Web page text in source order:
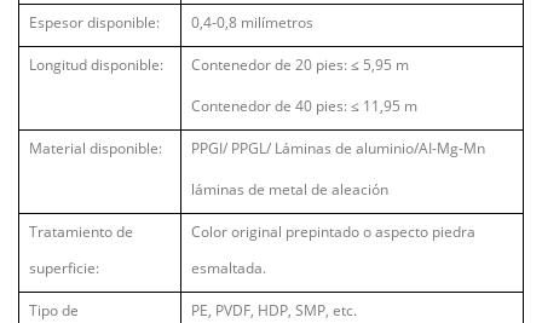
Espesor disponible: 0,4-0,8 milímetros
Longitud disponible: Contenedor de 20 pies:≤ 5,95 m
Contenedor de 40 pies:≤ 11,95 m
Material disponible:
PPGI/ PPGL/ Láminas de aluminio/AI-Mg-Mn
láminas de metal de aleación
Tratamiento de
superficie:
Color original prepintado o aspecto piedra
esmaltada.
Tipo de
PE, PVDF, HDP, SMP, etc.